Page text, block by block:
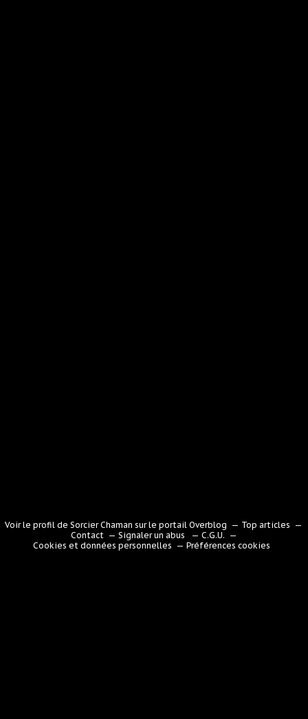
Voir le profil deSorcier Chaman sur le portail Overblog
Top articles
Contact
Signaler un abus
C.G.U.
Cookies et données personnelles
Préférences cookies